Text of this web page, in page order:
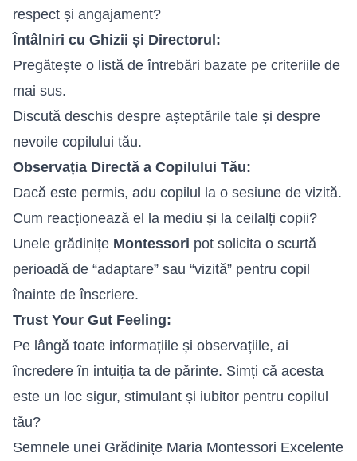
respect și angajament?
Întâlniri cu Ghizii și Directorul:
Pregătește o listă de întrebări bazate pe criteriile de
mai sus.
Discută deschis despre așteptările tale și despre
nevoile copilului tău.
Observația Directă a Copilului Tău:
Dacă este permis, adu copilul la o sesiune de vizită.
Cum reacționează el la mediu și la ceilalți copii?
Unele grădinițe Montessori pot solicita o scurtă
perioadă de “adaptare” sau “vizită” pentru copil
înainte de înscriere.
Trust Your Gut Feeling:
Pe lângă toate informațiile și observațiile, ai
încredere în intuiția ta de părinte. Simți că acesta
este un loc sigur, stimulant și iubitor pentru copilul
tău?
Semnele unei Grădinițe Maria Montessori Excelente